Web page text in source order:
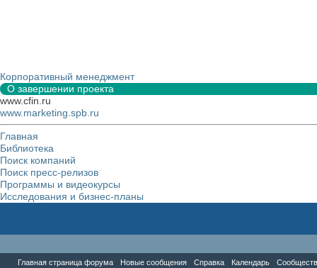
Корпоративный менеджмент
О завершении проекта
www.cfin.ru
www.marketing.spb.ru
Главная
Библиотека
Поиск компаний
Поиск пресс-релизов
Программы и видеокурсы
Исследования и бизнес-планы
Главная страница форума Новые сообщения Справка Календарь